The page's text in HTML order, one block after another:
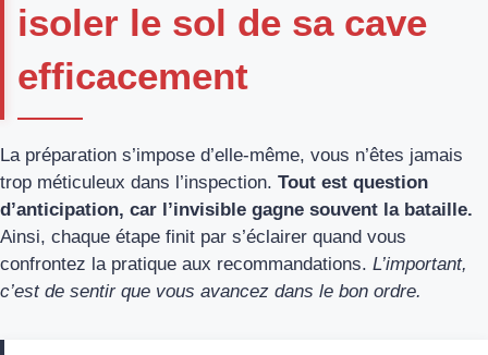
isoler le sol de sa cave
efficacement
La préparation s’impose d’elle-même, vous n’êtes jamais
trop méticuleux dans l’inspection. Tout est question
d’anticipation, car l’invisible gagne souvent la bataille.
Ainsi, chaque étape finit par s’éclairer quand vous
confrontez la pratique aux recommandations. L’important,
c’est de sentir que vous avancez dans le bon ordre.